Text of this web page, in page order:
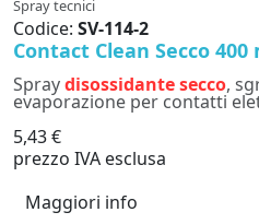
Spray tecnici
Codice: SV-114-2
Contact Clean Secco 400
Spraydisossidante secco,
evaporazione per contatti
5,43 €
prezzo IVA esclusa
Maggiori info